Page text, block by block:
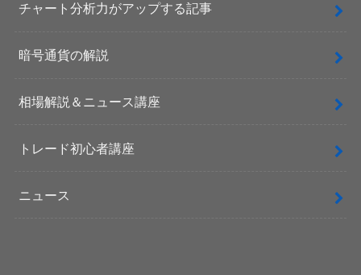
チャート分析力がアップする記事
暗号通貨の解説
相場解説＆ニュース講座
トレード初心者講座
ニュース